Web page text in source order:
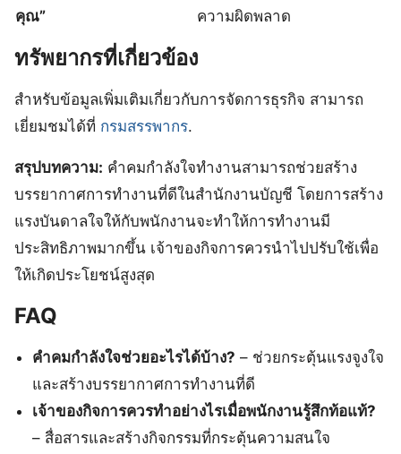
คุณ” ความผิดพลาด
ทรัพยากรที่เกี่ยวข้อง
สำหรับข้อมูลเพิ่มเติมเกี่ยวกับการจัดการธุรกิจ สามารถ
เยี่ยมชมได้ที่ กรมสรรพากร.
สรุปบทความ: คําคมกําลังใจทํางานสามารถช่วยสร้าง
บรรยากาศการทำงานที่ดีในสำนักงานบัญชี โดยการสร้าง
แรงบันดาลใจให้กับพนักงานจะทำให้การทำงานมี
ประสิทธิภาพมากขึ้น เจ้าของกิจการควรนำไปปรับใช้เพื่อ
ให้เกิดประโยชน์สูงสุด
FAQ
คําคมกําลังใจช่วยอะไรได้บ้าง? – ช่วยกระตุ้นแรงจูงใจ
และสร้างบรรยากาศการทำงานที่ดี
เจ้าของกิจการควรทำอย่างไรเมื่อพนักงานรู้สึกท้อแท้?
– สื่อสารและสร้างกิจกรรมที่กระตุ้นความสนใจ